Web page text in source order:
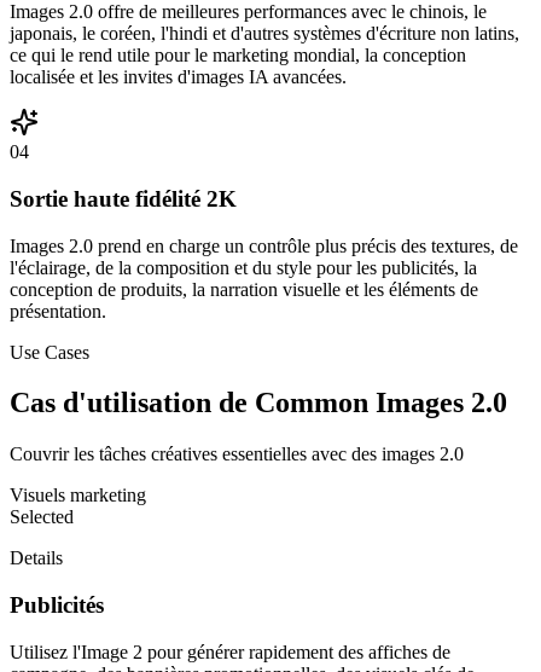
Images 2.0 offre de meilleures performances avec le chinois, le
japonais, le coréen, l'hindi et d'autres systèmes d'écriture non latins,
ce qui le rend utile pour le marketing mondial, la conception
localisée et les invites d'images IA avancées.
04
Sortie haute fidélité 2K
Images 2.0 prend en charge un contrôle plus précis des textures, de
l'éclairage, de la composition et du style pour les publicités, la
conception de produits, la narration visuelle et les éléments de
présentation.
Use Cases
Cas d'utilisation de Common Images 2.0
Couvrir les tâches créatives essentielles avec des images 2.0
Visuels marketing
Selected
Details
Publicités
Utilisez l'Image 2 pour générer rapidement des affiches de